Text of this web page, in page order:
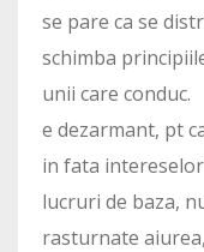
se pare ca se
schimba
unii care conduc.
e dezarmant, pt
in fata
lucruri de baza,
rasturnate